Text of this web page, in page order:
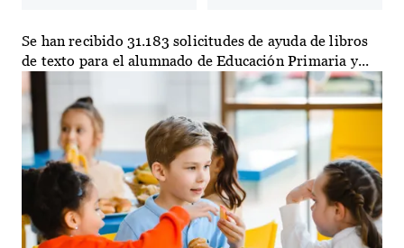
Se han recibido 31.183 solicitudes de ayuda de libros
de texto para el alumnado de Educación Primaria y...